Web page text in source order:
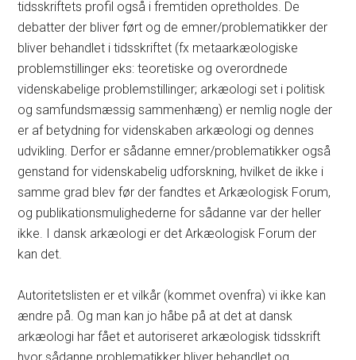
tidsskriftets profil også i fremtiden opretholdes. De
debatter der bliver ført og de emner/problematikker der
bliver behandlet i tidsskriftet (fx metaarkæologiske
problemstillinger eks: teoretiske og overordnede
videnskabelige problemstillinger; arkæologi set i politisk
og samfundsmæssig sammenhæng) er nemlig nogle der
er af betydning for videnskaben arkæologi og dennes
udvikling. Derfor er sådanne emner/problematikker også
genstand for videnskabelig udforskning, hvilket de ikke i
samme grad blev før der fandtes et Arkæologisk Forum,
og publikationsmulighederne for sådanne var der heller
ikke. I dansk arkæologi er det Arkæologisk Forum der
kan det.
Autoritetslisten er et vilkår (kommet ovenfra) vi ikke kan
ændre på. Og man kan jo håbe på at det at dansk
arkæologi har fået et autoriseret arkæologisk tidsskrift